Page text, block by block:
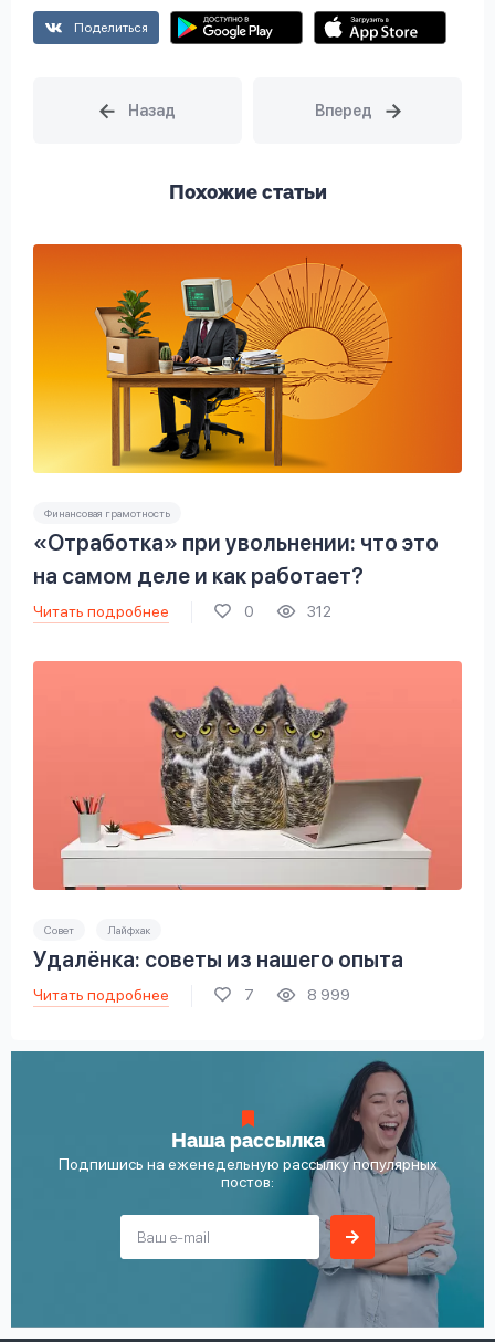
Поделиться
Похожие статьи
Финансовая грамотность
«Отработка» при увольнении: что это
на самом деле и как работает?
Читать подробнее 0 312
Совет Лайфхак
Удалёнка: советы из нашего опыта
Читать подробнее 7 8 999
Наша рассылка
Подпишись на еженедельную рассылку популярных
постов: